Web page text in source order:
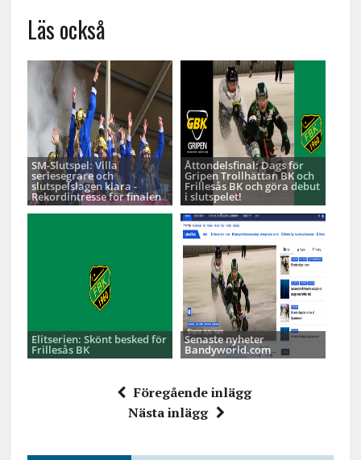
Läs också
SM-Slutspel: Villa
seriesegrare och
slutspelslagen klara -
Rekordintresse för finalen
Åttondelsfinal: Dags för
Gripen Trollhättan BK och
Frillesås BK och göra debut
i slutspelet!
Elitserien: Skönt besked för
Frillesås BK
Senaste nyheter
Bandyworld.com
Föregående inlägg
Nästa inlägg